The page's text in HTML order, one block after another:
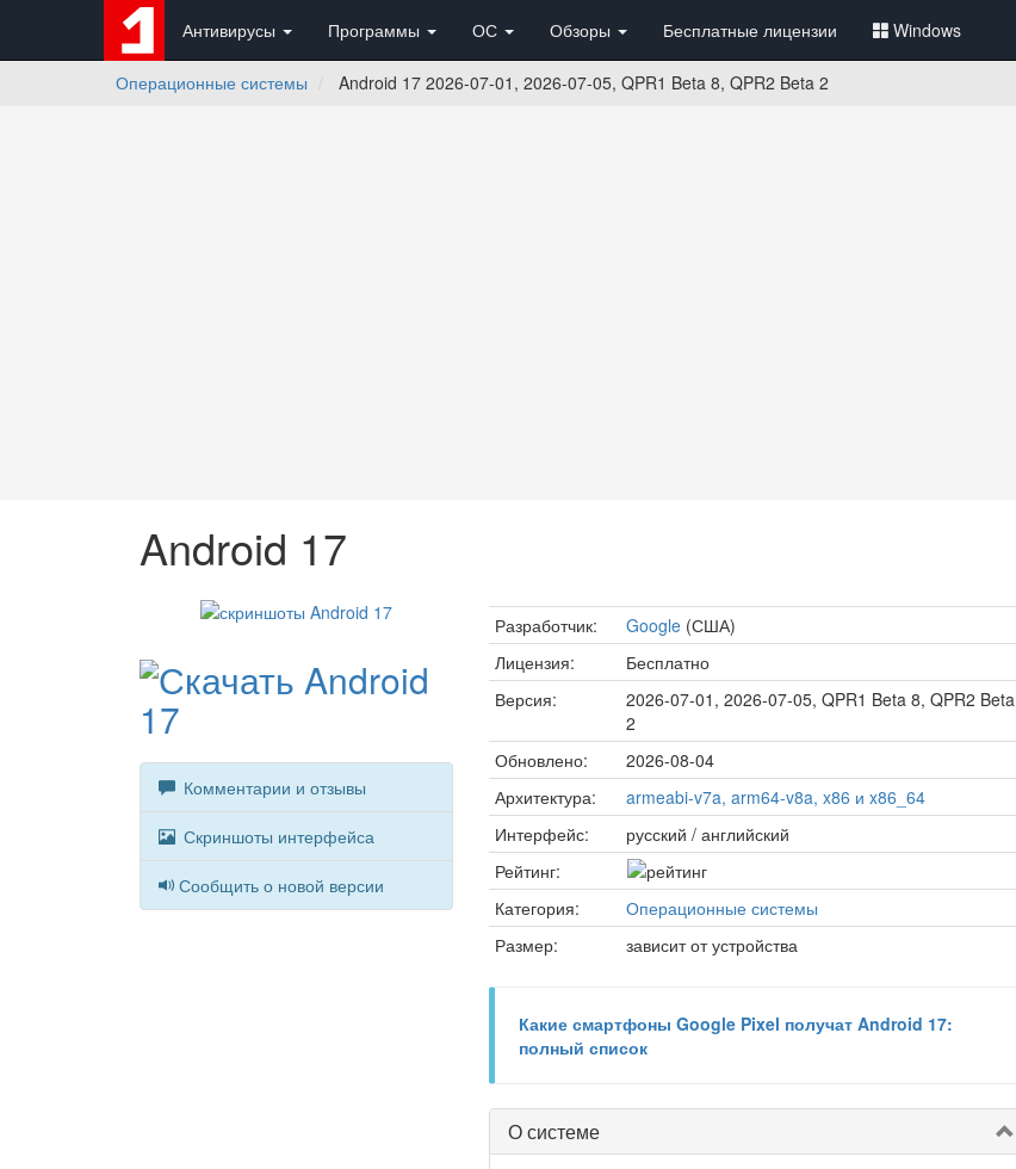
Антивирусы Программы ОС Обзоры Бесплатные лицензии Windows
Операционные системы Android 17 2026-07-01, 2026-07-05, QPR1 Beta 8, QPR2 Beta 2
Android 17
Комментарии и отзывы
Скриншоты интерфейса
Сообщить о новой версии
Разработчик: Google(США)
Лицензия:
Бесплатно
Версия:
2026-07-01, 2026-07-05, QPR1 Beta 8, QPR2 Beta
2
Обновлено:
2026-08-04
Архитектура:
armeabi-v7a, arm64-v8a, x86 и x86_64
Интерфейс:
русский / английский
Рейтинг:
Категория:
Операционные системы
Размер:
зависит от устройства
Какие смартфоны Google Pixel получат Android 17:
полный список
О системе